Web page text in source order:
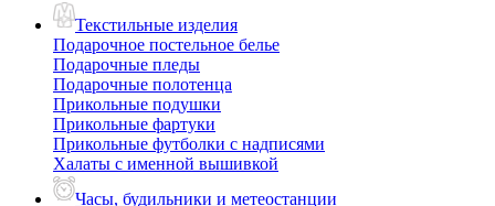
Текстильные изделия
Подарочное постельное белье
Подарочные пледы
Подарочные полотенца
Прикольные подушки
Прикольные фартуки
Прикольные футболки с надписями
Халаты с именной вышивкой
Часы, будильники и метеостанции